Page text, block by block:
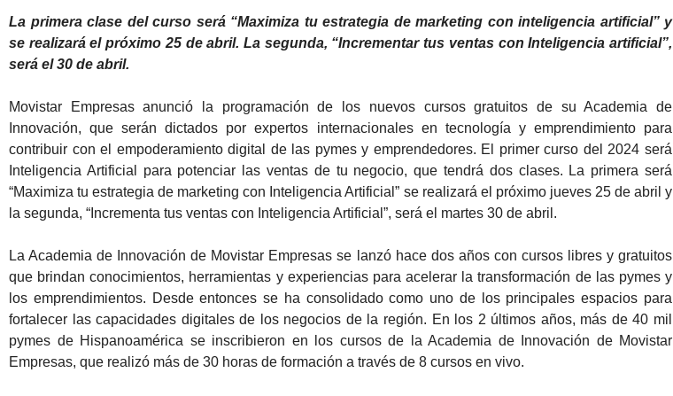
La primera clase del curso será “Maximiza tu estrategia de marketing con inteligencia artificial” y
se realizará el próximo 25 de abril. La segunda, “Incrementar tus ventas con Inteligencia artificial”,
será el 30 de abril.
Movistar Empresas anunció la programación de los nuevos cursos gratuitos de su Academia de
Innovación, que serán dictados por expertos internacionales en tecnología y emprendimiento para
contribuir con el empoderamiento digital de las pymes y emprendedores. El primer curso del 2024 será
Inteligencia Artificial para potenciar las ventas de tu negocio, que tendrá dos clases. La primera será
“Maximiza tu estrategia de marketing con Inteligencia Artificial” se realizará el próximo jueves 25 de abril y
la segunda, “Incrementa tus ventas con Inteligencia Artificial”, será el martes 30 de abril.
La Academia de Innovación de Movistar Empresas se lanzó hace dos años con cursos libres y gratuitos
que brindan conocimientos, herramientas y experiencias para acelerar la transformación de las pymes y
los emprendimientos. Desde entonces se ha consolidado como uno de los principales espacios para
fortalecer las capacidades digitales de los negocios de la región. En los 2 últimos años, más de 40 mil
pymes de Hispanoamérica se inscribieron en los cursos de la Academia de Innovación de Movistar
Empresas, que realizó más de 30 horas de formación a través de 8 cursos en vivo.